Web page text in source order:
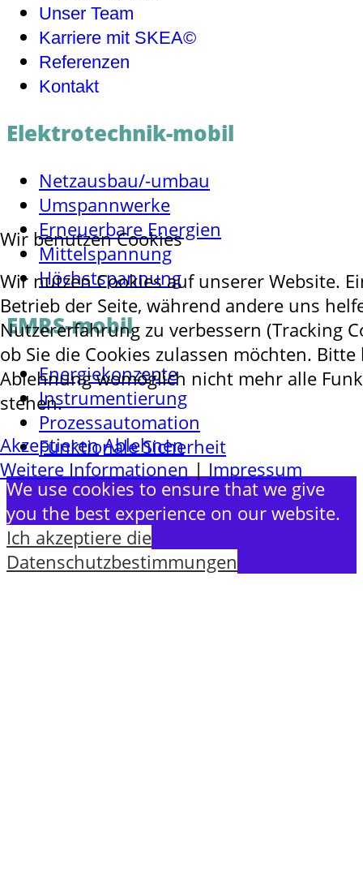
Unser Team
Karriere mit SKEA©
Referenzen
Kontakt
Elektrotechnik-mobil
Netzausbau/-umbau
Umspannwerke
Erneuerbare Energien
Mittelspannung
Höchstspannung
EMRS-mobil
Energiekonzepte
Instrumentierung
Prozessautomation
Funktionale Sicherheit
We use cookies to ensure that we give
you the best experience on our website.
Ich akzeptiere die
Datenschutzbestimmungen
Wir benutzen Cookies
Wir nutzen Cookies auf unserer Website.
Betrieb der Seite, während andere uns
Nutzererfahrung zu verbessern (Tracking
ob Sie die Cookies zulassen möchten.
Ablehnung womöglich nicht mehr alle
stehen.
Akzeptieren Ablehnen
Weitere Informationen | Impressum